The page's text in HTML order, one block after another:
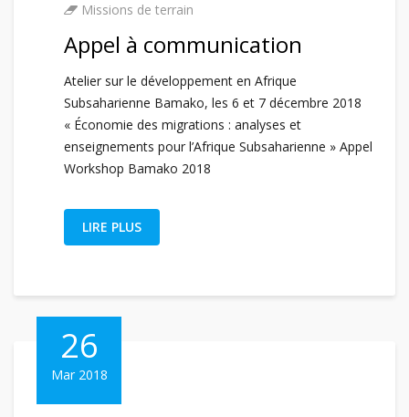
Missions de terrain
Appel à communication
Atelier sur le développement en Afrique
Subsaharienne Bamako, les 6 et 7 décembre 2018
« Économie des migrations : analyses et
enseignements pour l’Afrique Subsaharienne » Appel
Workshop Bamako 2018
LIRE PLUS
26
Mar 2018